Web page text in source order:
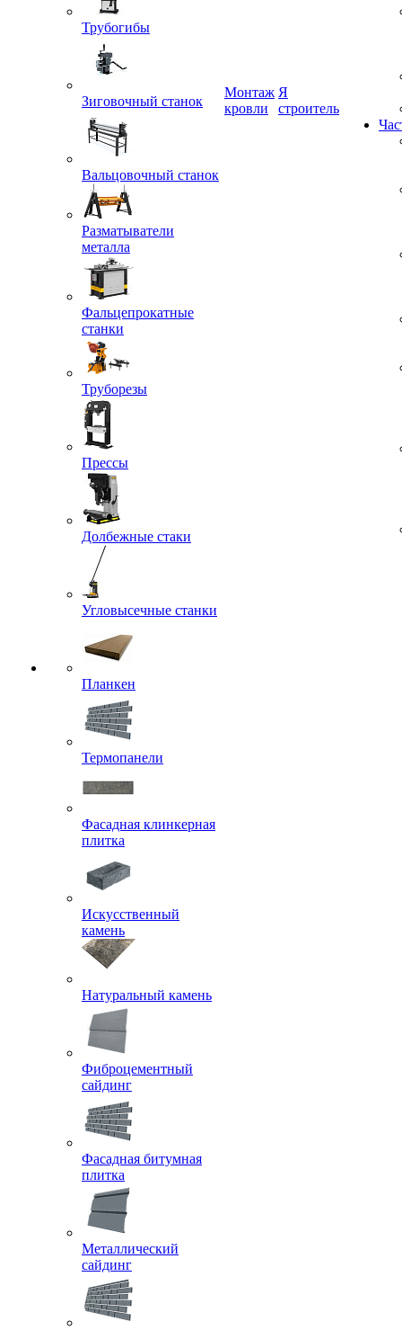
Трубогибы
Зиговочный станок
Вальцовочный станок
Разматыватели
металла
Фальцепрокатные
станки
Труборезы
Прессы
Долбежные стаки
Угловысечные станки
Планкен
Термопанели
Фасадная клинкерная
плитка
Искусственный
камень
Натуральный камень
Фиброцементный
сайдинг
Фасадная битумная
плитка
Металлический
сайдинг
Монтаж
кровли
Я
строитель